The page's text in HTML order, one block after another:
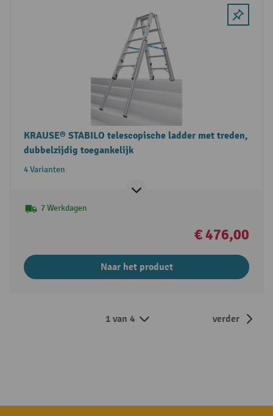
KRAUSE® STABILO telescopische ladder met treden,
dubbelzijdig toegankelijk
4 Varianten
7 Werkdagen
€ 476,00
Naar het product
1 van 4 verder